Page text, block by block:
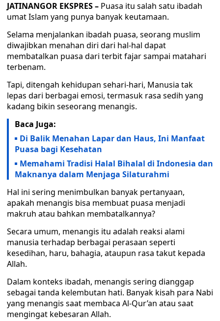
JATINANGOR EKSPRES – Puasa itu salah satu ibadah
umat Islam yang punya banyak keutamaan.
Selama menjalankan ibadah puasa, seorang muslim
diwajibkan menahan diri dari hal-hal dapat
membatalkan puasa dari terbit fajar sampai matahari
terbenam.
Tapi, ditengah kehidupan sehari-hari, Manusia tak
lepas dari berbagai emosi, termasuk rasa sedih yang
kadang bikin seseorang menangis.
Baca Juga:
Di Balik Menahan Lapar dan Haus, Ini Manfaat
Puasa bagi Kesehatan
Memahami Tradisi Halal Bihalal di Indonesia dan
Maknanya dalam Menjaga Silaturahmi
Hal ini sering menimbulkan banyak pertanyaan,
apakah menangis bisa membuat puasa menjadi
makruh atau bahkan membatalkannya?
Secara umum, menangis itu adalah reaksi alami
manusia terhadap berbagai perasaan seperti
kesedihan, haru, bahagia, ataupun rasa takut kepada
Allah.
Dalam konteks ibadah, menangis sering dianggap
sebagai tanda kelembutan hati. Banyak kisah para Nabi
yang menangis saat membaca Al-Qur’an atau saat
mengingat kebesaran Allah.